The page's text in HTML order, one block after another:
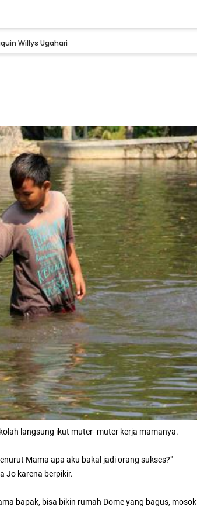
Willys Ugahari
langsung ikut muter- muter kerja mamanya.
Mama apa aku bakal jadi orang sukses?"
Jo karena berpikir.
bapak, bisa bikin rumah Dome yang bagus, mosok